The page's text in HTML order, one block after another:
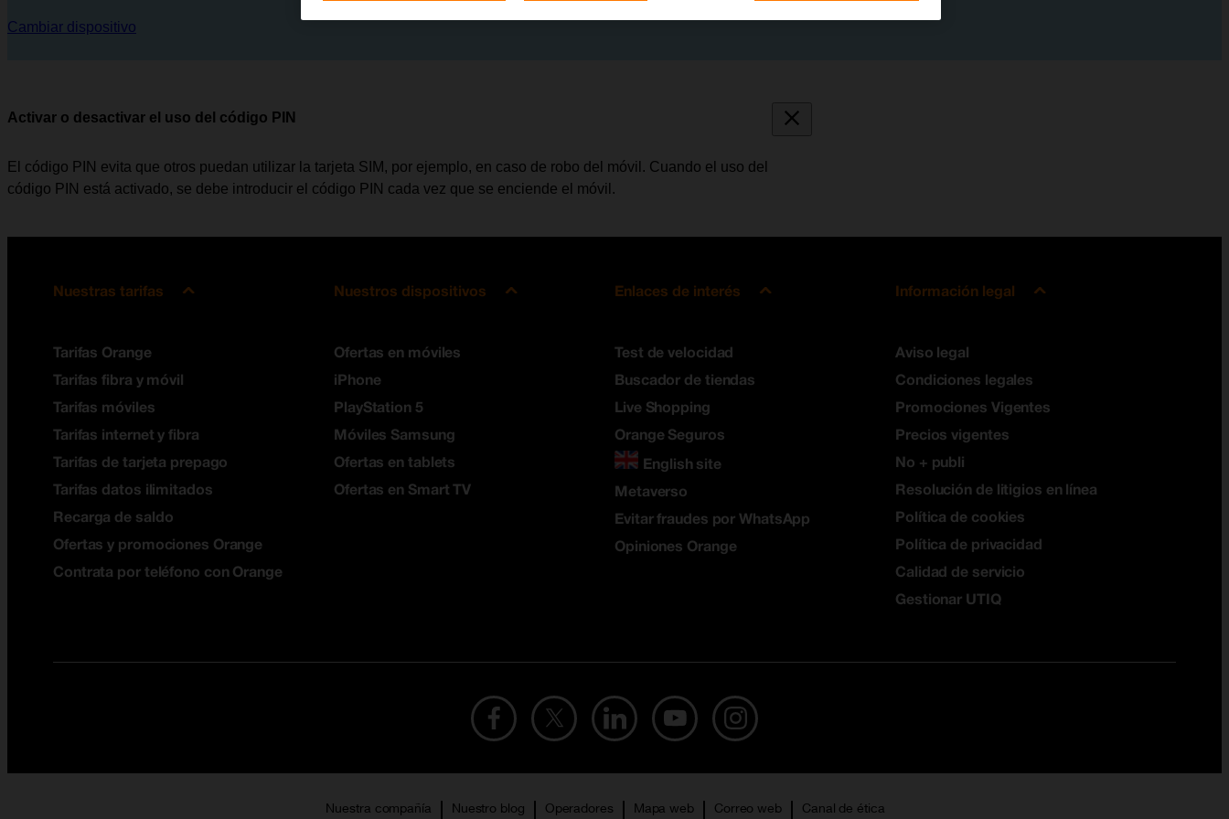
Cambiar dispositivo
Activar o desactivar el uso del código PIN
El código PIN evita que otros puedan utilizar la tarjeta SIM, por ejemplo, en caso de robo del móvil. Cuando el uso del
código PIN está activado, se debe introducir el código PIN cada vez que se enciende el móvil.
Nuestras tarifas
Tarifas Orange
Tarifas fibra y móvil
Tarifas móviles
Tarifas internet y fibra
Tarifas de tarjeta prepago
Tarifas datos ilimitados
Recarga de saldo
Ofertas y promociones Orange
Contrata por teléfono con Orange
Nuestros dispositivos
Ofertas en móviles
iPhone
PlayStation 5
Móviles Samsung
Ofertas en tablets
Ofertas en Smart TV
Enlaces de interés
Test de velocidad
Buscador de tiendas
Live Shopping
Orange Seguros
English site
Metaverso
Evitar fraudes por WhatsApp
Opiniones Orange
Información legal
Aviso legal
Condiciones legales
Promociones Vigentes
Precios vigentes
No + publi
Resolución de litigios en línea
Política de cookies
Política de privacidad
Calidad de servicio
Gestionar UTIQ
Nuestra compañía Nuestro blog Operadores Mapa web Correo web Canal de ética